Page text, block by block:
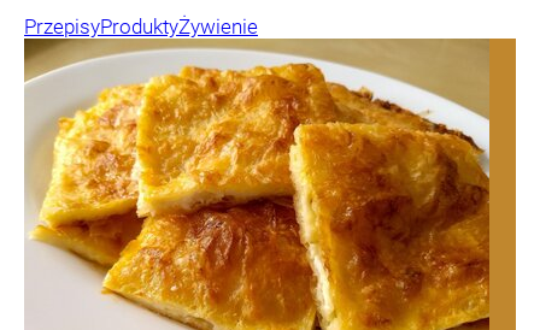
PrzepisyProduktyŻywienie